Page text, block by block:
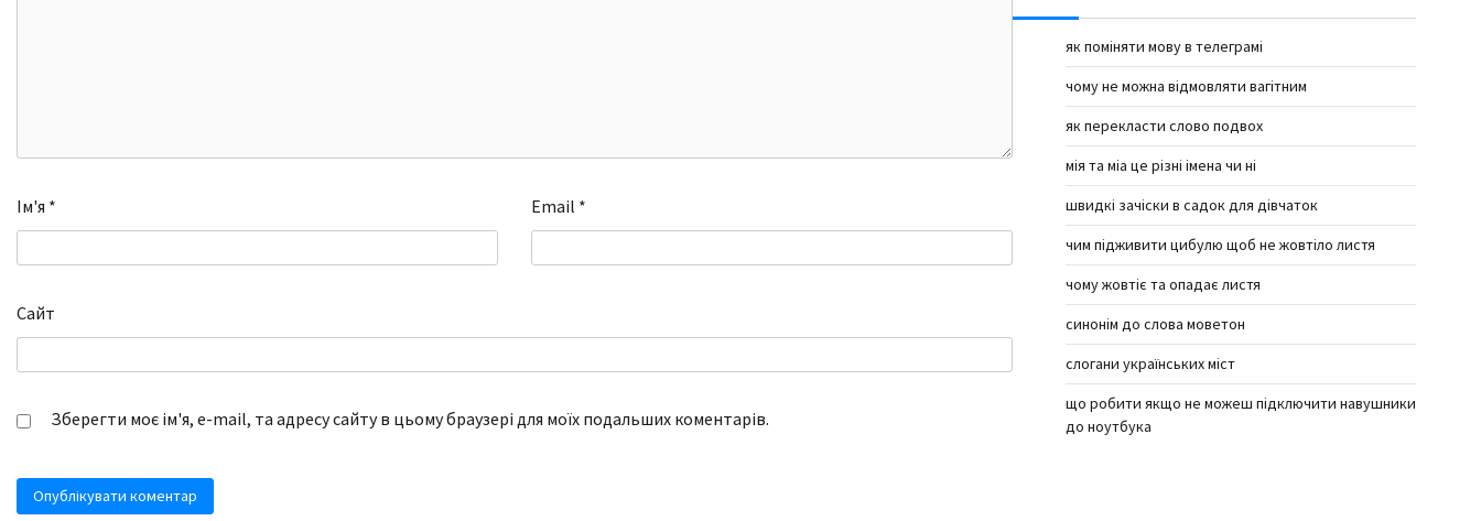
Ім'я * Email *
Сайт
Зберегти моє ім'я, e-mail, та адресу сайту в цьому браузері для моїх подальших коментарів.
як поміняти мову в телеграмі
чому не можна відмовляти вагітним
як перекласти слово подвох
мія та міа це різні імена чи ні
швидкі зачіски в садок для дівчаток
чим підживити цибулю щоб не жовтіло листя
чому жовтіє та опадає листя
синонім до слова моветон
слогани українських міст
що робити якщо не можеш підключити навушники
до ноутбука